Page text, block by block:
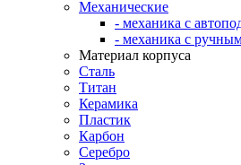
Механические
- механика с
- механика с
Материал корпуса
Сталь
Титан
Керамика
Пластик
Карбон
Серебро